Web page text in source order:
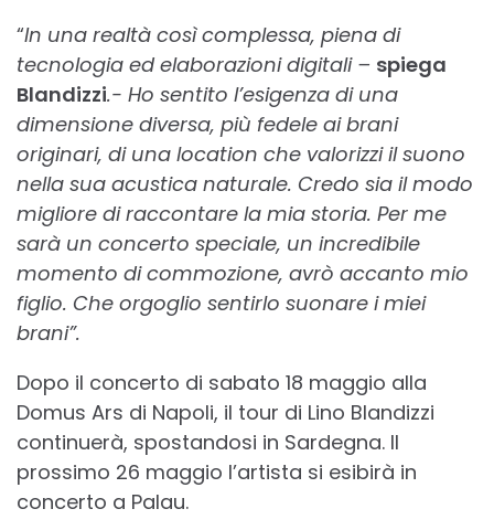
“In una realtà così complessa, piena di
tecnologia ed elaborazioni digitali – spiega
Blandizzi.- Ho sentito l’esigenza di una
dimensione diversa, più fedele ai brani
originari, di una location che valorizzi il suono
nella sua acustica naturale. Credo sia il modo
migliore di raccontare la mia storia. Per me
sarà un concerto speciale, un incredibile
momento di commozione, avrò accanto mio
figlio. Che orgoglio sentirlo suonare i miei
brani”.
Dopo il concerto di sabato 18 maggio alla
Domus Ars di Napoli, il tour di Lino Blandizzi
continuerà, spostandosi in Sardegna. Il
prossimo 26 maggio l’artista si esibirà in
concerto a Palau.